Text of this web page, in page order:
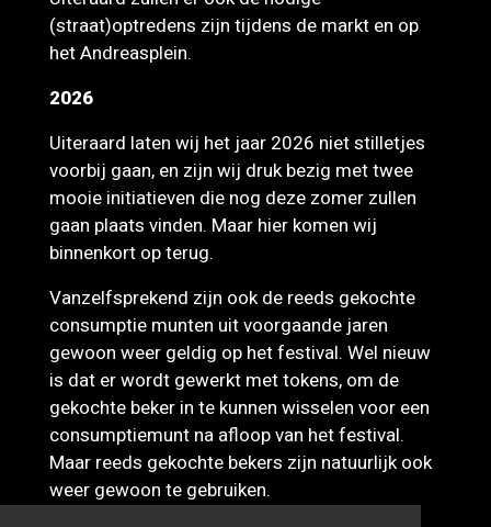
(straat)optredens zijn tijdens de markt en op
het Andreasplein.
2026
Uiteraard laten wij het jaar 2026 niet stilletjes
voorbij gaan, en zijn wij druk bezig met twee
mooie initiatieven die nog deze zomer zullen
gaan plaats vinden. Maar hier komen wij
binnenkort op terug.
Vanzelfsprekend zijn ook de reeds gekochte
consumptie munten uit voorgaande jaren
gewoon weer geldig op het festival. Wel nieuw
is dat er wordt gewerkt met tokens, om de
gekochte beker in te kunnen wisselen voor een
consumptiemunt na afloop van het festival.
Maar reeds gekochte bekers zijn natuurlijk ook
weer gewoon te gebruiken.